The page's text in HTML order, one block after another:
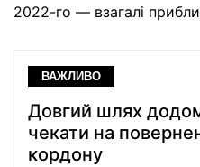
2022-го — взагалі
ВАЖЛИВО
Довгий шлях
чекати на
кордону